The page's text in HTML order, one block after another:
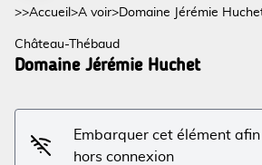
Voir
>>Accueil >A voir>Domaine Jérémie
Château-Thébaud
Domaine Jérémie Huchet
Embarquer cet élément
hors connexion